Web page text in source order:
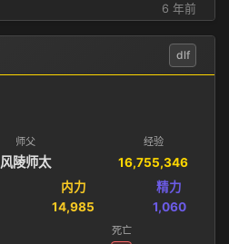
6 年前
dlf
师父
风陵师太
经验
16,755,346
内力
14,985
精力
1,060
死亡